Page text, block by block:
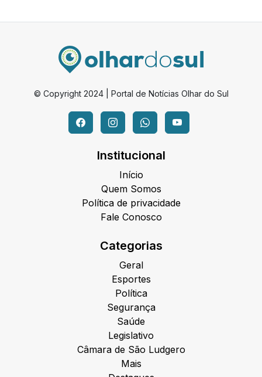
© Copyright 2024 | Portal de Notícias Olhar do Sul
Institucional
Início
Quem Somos
Política de privacidade
Fale Conosco
Categorias
Geral
Esportes
Política
Segurança
Saúde
Legislativo
Câmara de São Ludgero
Mais